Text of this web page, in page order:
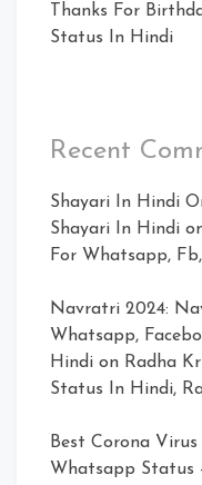
Thanks For
Status In Hindi
Recent
Shayari In Hindi
Shayari In Hindi
For Whatsapp,
Navratri 2024:
Whatsapp,
Hindi on Radha
Status In Hindi,
Best Corona
Whatsapp Status